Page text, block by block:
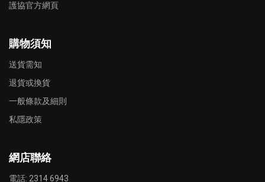
護協官方網頁
購物須知
送貨需知
退貨或換貨
一般條款及細則
私隱政策
網店聯絡
電話: 2314 6943